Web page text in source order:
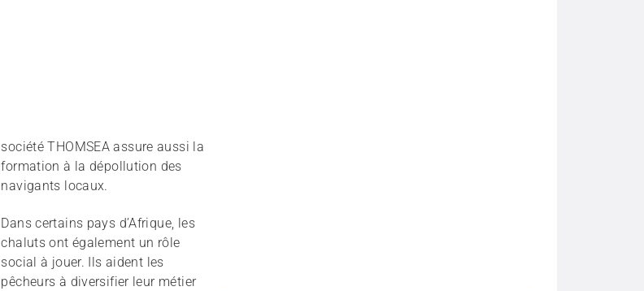
société THOMSEA assure aussi la
formation à la dépollution des
navigants locaux.
Dans certains pays d’Afrique, les
chaluts ont également un rôle
social à jouer. Ils aident les
pêcheurs à diversifier leur métier